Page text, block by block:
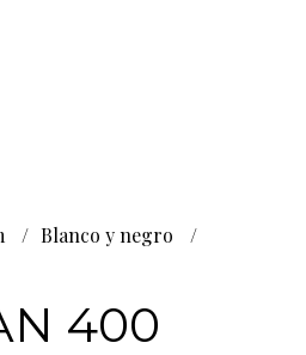
Blanco y negro
400